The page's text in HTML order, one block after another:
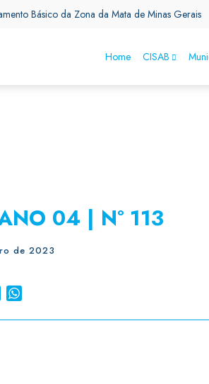
Básico da Zona da Mata de Minas Gerais
Home CISAB
04 | Nº 113
de 2023
LinkedIn